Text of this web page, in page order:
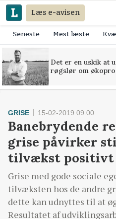
Læs e-avisen
Seneste Mest læste
Det er en uskik at
røgslør om
GRISE 15-02-2019 09:00
Banebrydende
grise påvirker
tilvækst positivt
Grise med gode sociale
tilvæksten hos de andre
dette kan udnyttes til at
Resultatet af